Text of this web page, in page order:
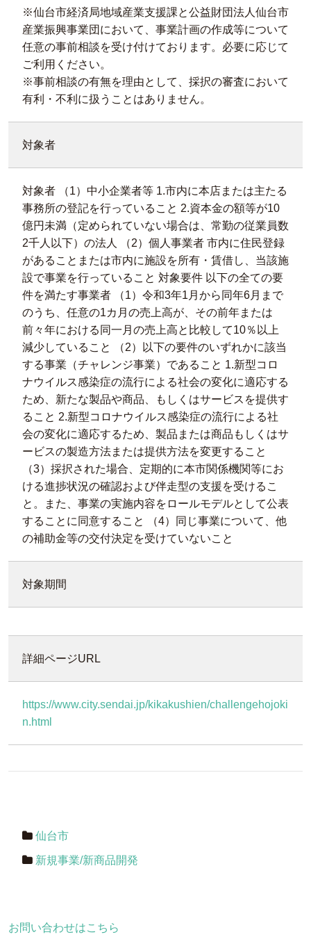
※仙台市経済局地域産業支援課と公益財団法人仙台市
産業振興事業団において、事業計画の作成等について
任意の事前相談を受け付けております。必要に応じて
ご利用ください。
※事前相談の有無を理由として、採択の審査において
有利・不利に扱うことはありません。
対象者
対象者 （1）中小企業者等 1.市内に本店または主たる
事務所の登記を行っていること 2.資本金の額等が10
億円未満（定められていない場合は、常勤の従業員数
2千人以下）の法人 （2）個人事業者 市内に住民登録
があることまたは市内に施設を所有・賃借し、当該施
設で事業を行っていること 対象要件 以下の全ての要
件を満たす事業者 （1）令和3年1月から同年6月まで
のうち、任意の1カ月の売上高が、その前年または
前々年における同一月の売上高と比較して10％以上
減少していること （2）以下の要件のいずれかに該当
する事業（チャレンジ事業）であること 1.新型コロ
ナウイルス感染症の流行による社会の変化に適応する
ため、新たな製品や商品、もしくはサービスを提供す
ること 2.新型コロナウイルス感染症の流行による社
会の変化に適応するため、製品または商品もしくはサ
ービスの製造方法または提供方法を変更すること
（3）採択された場合、定期的に本市関係機関等にお
ける進捗状況の確認および伴走型の支援を受けるこ
と。また、事業の実施内容をロールモデルとして公表
することに同意すること （4）同じ事業について、他
の補助金等の交付決定を受けていないこと
対象期間
詳細ページURL
https://www.city.sendai.jp/kikakushien/challengehojoki
n.html
仙台市
新規事業/新商品開発
お問い合わせはこちら